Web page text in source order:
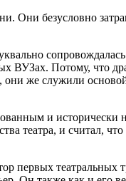
безусловно
ВУЗах. Потому, что
они же служили
и
театра, и считал, что
первых театральных